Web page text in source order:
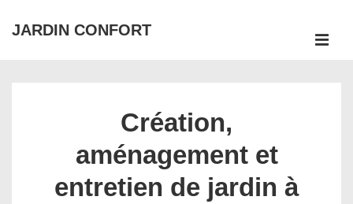
passer
JARDIN CONFORT
Création,
aménagement et
entretien de jardin à